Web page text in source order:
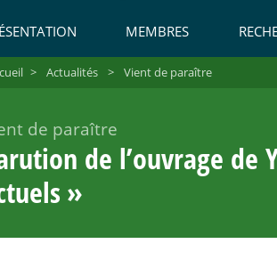
MEMBRES
> Actualités > Vient de paraître
de paraître
de l’ouvrage de
»